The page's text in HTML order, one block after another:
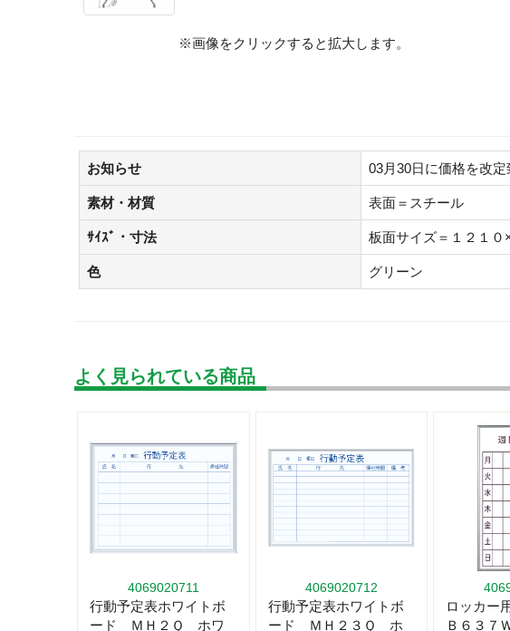
※画像をクリックすると拡大します。
お知らせ 03月30日に価格を改定
素材・材質 表面＝スチール
ｻｲｽﾞ・寸法 板面サイズ＝１２１０
色 グリーン
よく見られている商品
4069020711
行動予定表ホワイトボ
ード ＭＨ２Ｑ ホワ
4069020712
行動予定表ホワイトボ
ード ＭＨ２３Ｑ ホ
ロッカー
Ｂ６３７